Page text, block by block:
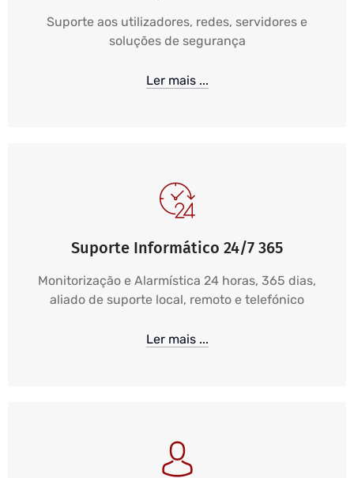
Suporte aos utilizadores, redes, servidores e
soluções de segurança
Ler mais ...
Suporte Informático 24/7 365
Monitorização e Alarmística 24 horas, 365 dias,
aliado de suporte local, remoto e telefónico
Ler mais ...